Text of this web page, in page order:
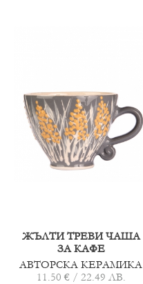
ЖЪЛТИ ТРЕВИ ЧАША
ЗА КАФЕ
АВТОРСКА КЕРАМИКА
11.50 € / 22.49 ЛВ.